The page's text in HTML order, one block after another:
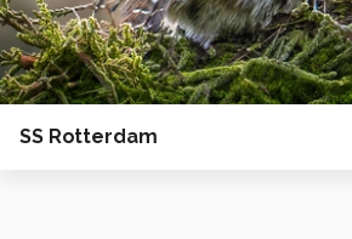
SS Rotterdam